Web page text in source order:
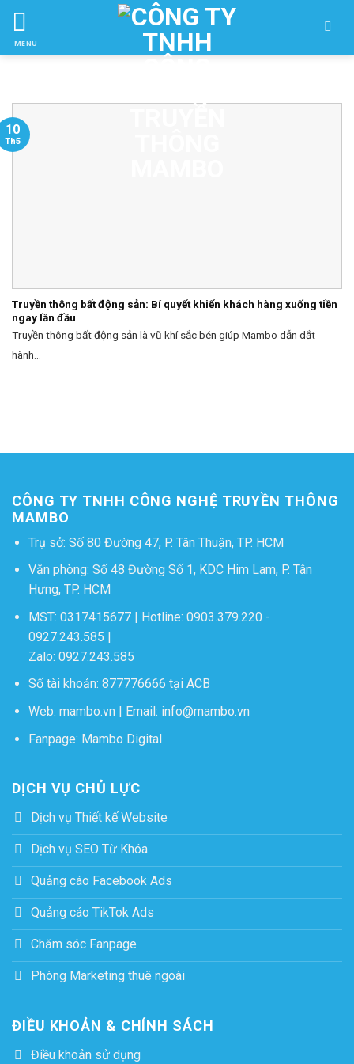
Skip
ctent
MENU
Truyền thông bất động sản: Bí quyết khiến khách hàng xuống tiền
ngay lần đầu
Truyền thông bất động sản là vũ khí sắc bén giúp Mambo dẫn dắt
hành...
10
Th5
CÔNG TY TNHH CÔNG NGHỆ TRUYỀN THÔNG
MAMBO
Trụ sở: Số 80 Đường 47, P. Tân Thuận, TP. HCM
Văn phòng: Số 48 Đường Số 1, KDC Him Lam, P. Tân
Hưng, TP. HCM
MST: 0317415677 | Hotline: 0903.379.220-
0927.243.585 |
Zalo: 0927.243.585
Số tài khoản: 877776666 tại ACB
Web: mambo.vn| Email: info@mambo.vn
Fanpage: Mambo Digital
DỊCH VỤ CHỦ LỰC
Dịch vụ Thiết kế Website
Dịch vụ SEO Từ Khóa
Quảng cáo Facebook Ads
Quảng cáo TikTok Ads
Chăm sóc Fanpage
Phòng Marketing thuê ngoài
ĐIỀU KHOẢN & CHÍNH SÁCH
Điều khoản sử dụng